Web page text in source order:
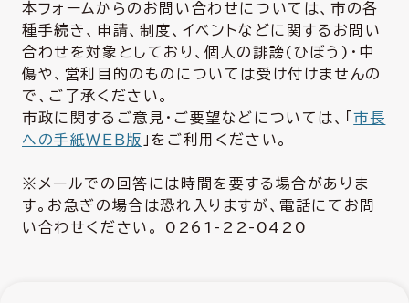
本フォームからのお問い合わせについては、市の各
種手続き、申請、制度、イベントなどに関するお問い
合わせを対象としており、個人の誹謗(ひぼう)・中
傷や、営利目的のものについては受け付けませんの
で、ご了承ください。
市政に関するご意見・ご要望などについては、「市長
への手紙ＷＥＢ版 」をご利用ください。
※メールでの回答には時間を要する場合がありま
す。お急ぎの場合は恐れ入りますが、電話にてお問
い合わせください。 0261-22-0420